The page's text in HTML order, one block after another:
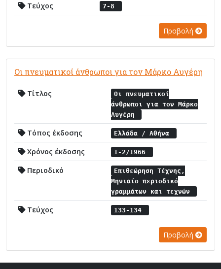
Τεύχος 7-8
Προβολή
Οι πνευματικοί άνθρωποι για τον Μάρκο Αυγέρη
Τίτλος
Οι πνευματικοί
άνθρωποι για τον Μάρκο
Αυγέρη
Τόπος έκδοσης Ελλάδα / Αθήνα
Χρόνος έκδοσης 1-2/1966
Περιοδικό
Επιθεώρηση Τέχνης,
Μηνιαίο περιοδικό
γραμμάτων και τεχνών
Τεύχος 133-134
Προβολή